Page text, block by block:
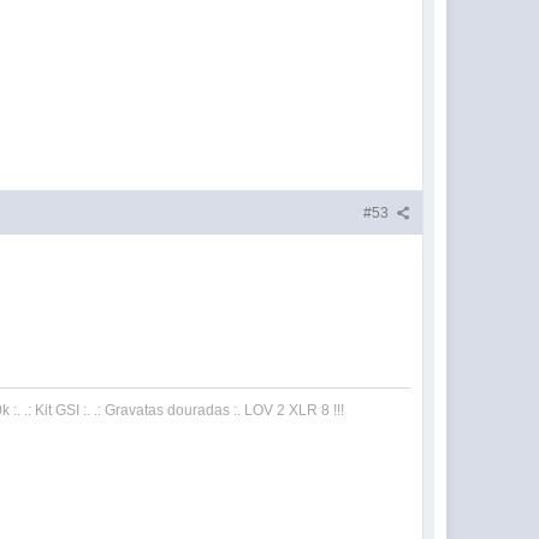
#53
.: Kit GSI :. .: Gravatas douradas :. LOV 2 XLR 8 !!!